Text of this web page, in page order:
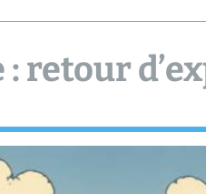
retour